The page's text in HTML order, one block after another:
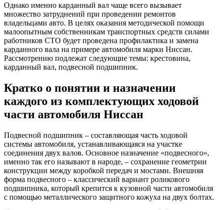
Однако именно карданный вал чаще всего вызывает
множество затруднений при проведении ремонтов
владельцами авто. В целях оказания методической помощи
малоопытным собственникам транспортных средств силами
работников СТО будет проведена профилактика и замена
карданного вала на примере автомобиля марки Ниссан.
Рассмотрению подлежат следующие темы: крестовина,
карданный вал, подвесной подшипник.
Кратко о понятии и назначении
каждого из комплектующих ходовой
части автомобиля Ниссан
Подвесной подшипник – составляющая часть ходовой
системы автомобиля, устанавливающаяся на участке
соединения двух валов. Основное назначение «подвесного»,
именно так его называют в народе, – сохранение геометрии
конструкции между коробкой передач и мостами. Внешняя
форма подвесного – классический вариант роликового
подшипника, который крепится к кузовной части автомобиля
с помощью металлического защитного кожуха на двух болтах.